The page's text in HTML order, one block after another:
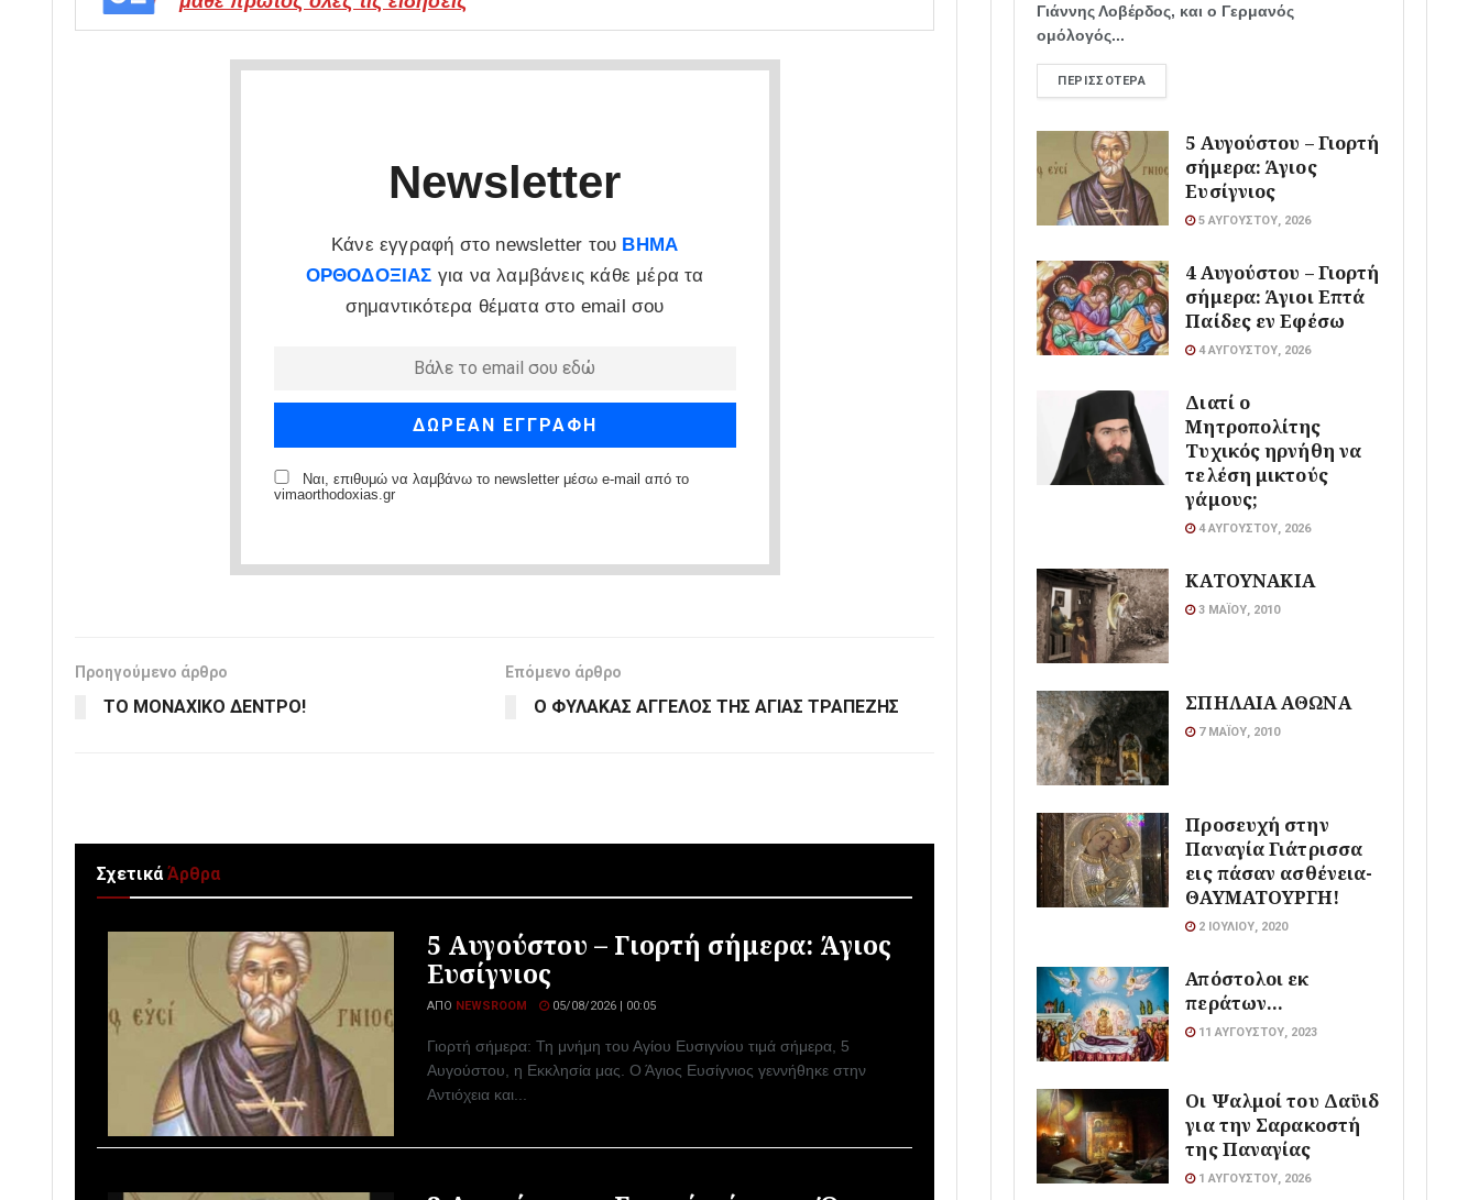
Newsletter
Κάνε εγγραφή στο newsletter του ΒΗΜΑ
ΟΡΘΟΔΟΞΙΑΣ για να λαμβάνεις κάθε μέρα τα
σημαντικότερα θέματα στο email σου
Ναι, επιθυμώ να λαμβάνω το newsletter μέσω e-mail από το
vimaorthodoxias.gr
Προηγούμενο άρθρο
ΤΟ ΜΟΝΑΧΙΚΟ ΔΕΝΤΡΟ!
Επόμενο άρθρο
Ο ΦΥΛΑΚΑΣ ΑΓΓΕΛΟΣ ΤΗΣ ΑΓΙΑΣ ΤΡΑΠΕΖΗΣ
ΣχετικάΆρθρα
5 Αυγούστου – Γιορτή σήμερα: Άγιος
Ευσίγνιος
ΑΠΌ NEWSROOM 05/08/2026 | 00:05
Γιορτή σήμερα: Τη μνήμη του Αγίου Ευσιγνίου τιμά σήμερα, 5
Αυγούστου, η Εκκλησία μας. Ο Άγιος Ευσίγνιος γεννήθηκε στην
Αντιόχεια και...
Γιάννης Λοβέρδος, και ο Γερμανός
ομόλογός...
ΠΕΡΙΣΣΌΤΕΡΑ
5 Αυγούστου – Γιορτή
σήμερα: Άγιος
Ευσίγνιος
5 ΑΥΓΟΎΣΤΟΥ, 2026
4 Αυγούστου – Γιορτή
σήμερα: Άγιοι Επτά
Παίδες εν Εφέσω
4 ΑΥΓΟΎΣΤΟΥ, 2026
Διατί ο
Μητροπολίτης
Τυχικός ηρνήθη να
τελέση μικτούς
γάμους;
4 ΑΥΓΟΎΣΤΟΥ, 2026
ΚΑΤΟΥΝΑΚΙΑ
3 ΜΑΪ́ΟΥ, 2010
ΣΠΗΛΑΙΑ ΑΘΩΝΑ
7 ΜΑΪ́ΟΥ, 2010
Προσευχή στην
Παναγία Γιάτρισσα
εις πάσαν ασθένεια-
ΘΑΥΜΑΤΟΥΡΓΗ!
2 ΙΟΥΛΊΟΥ, 2020
Απόστολοι εκ
περάτων…
11 ΑΥΓΟΎΣΤΟΥ, 2023
Οι Ψαλμοί του Δαϋιδ
για την Σαρακοστή
της Παναγίας
1 ΑΥΓΟΎΣΤΟΥ, 2026